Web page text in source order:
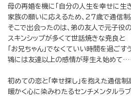
母の再婚を機に「自分の人生を幸せに生
家族の願いに応えるため、27歳で通信制
そこで出会ったのは、弟の友人で元子役の
スキンシップが多くて世話焼きな尭良と
「お兄ちゃん」でなくていい時間を過ごす
鴇には友達以上の感情が芽生え始めて
初めての恋と「幸せ探し」を抱えた通信
暖かく心に染みわたるセンチメンタルラブ